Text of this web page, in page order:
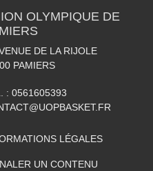
OLYMPIQUE DE
DE LA RIJOLE
PAMIERS
: 0561605393
LÉGALES
UN CONTENU